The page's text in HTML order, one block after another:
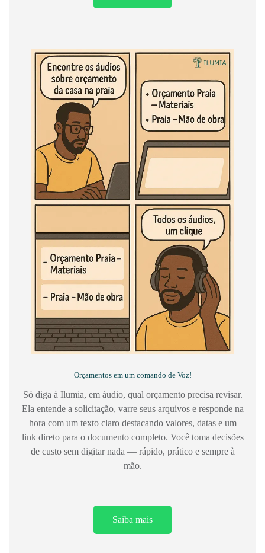
Orçamentos em um comando de Voz!
Só diga à Ilumia, em áudio, qual orçamento precisa revisar.
Ela entende a solicitação, varre seus arquivos e responde na
hora com um texto claro destacando valores, datas e um
link direto para o documento completo. Você toma decisões
de custo sem digitar nada — rápido, prático e sempre à
mão.
Saiba mais